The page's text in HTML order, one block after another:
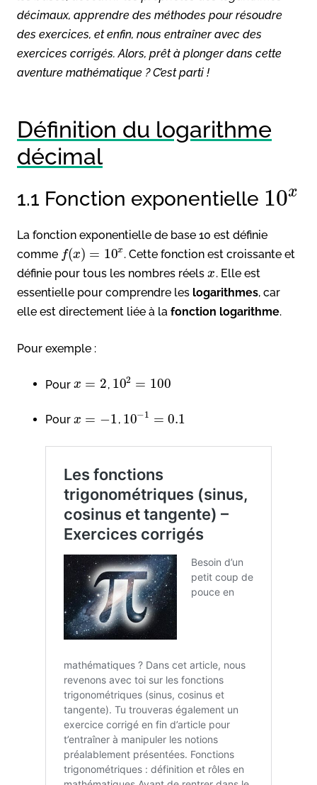
décimaux, apprendre des méthodes pour résoudre
des exercices, et enfin, nous entraîner avec des
exercices corrigés. Alors, prêt à plonger dans cette
aventure mathématique ? C’est parti !
Définition du logarithme
décimal
1.1 Fonction exponentielle 10x
La fonction exponentielle de base 10 est définie
comme f(x) = 10x . Cette fonction est croissante et
définie pour tous les nombres réels x. Elle est
essentielle pour comprendre les logarithmes, car
elle est directement liée à la fonction logarithme.
Pour exemple :
Pour x = 2, 102 = 100
Pour x = −1, 10−1 = 0.1